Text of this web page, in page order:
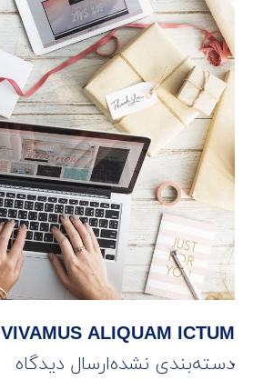
VIVAMUS ALIQUAM ICTUM
دسته‌بندی نشدهارسال دیدگاه